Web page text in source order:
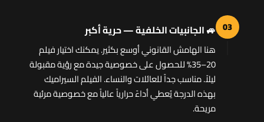
03 🚙 الجانبيات الخلفية — حرية أكبر
هنا الهامش القانوني أوسع بكثير. يمكنك اختيار فيلم
20–35% للحصول على خصوصية جيدة مع رؤية مقبولة
ليلاً. مناسب جداً للعائلات والنساء. الفيلم السيراميك
بهذه الدرجة يُعطي أداءً حرارياً عالياً مع خصوصية مرئية
مريحة.